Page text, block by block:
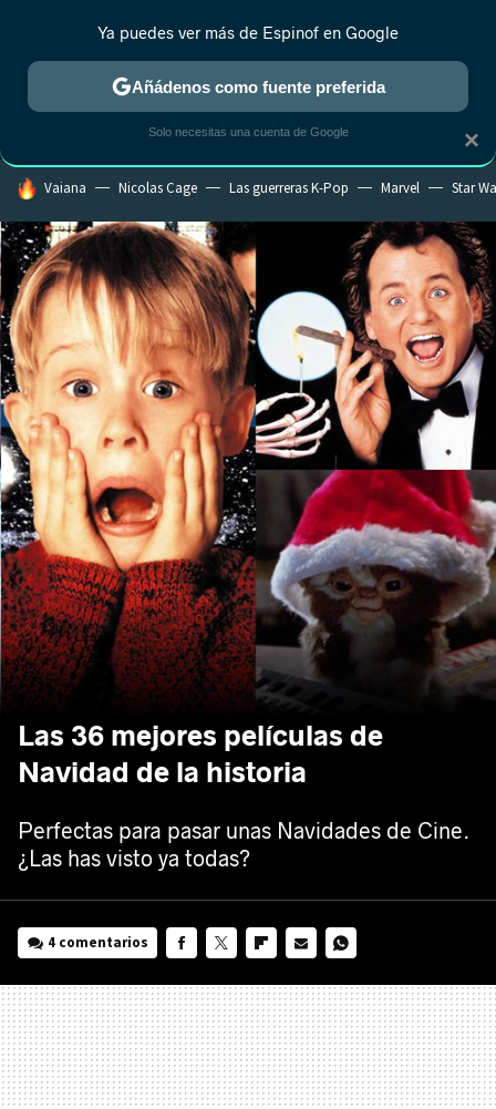
MENÚ NUEVO
ESTRENOS REALITY ANIME RANKINGS CINE
HOY SE HABLA DE
Vaiana Nicolas Cage Las guerreras K-Pop Marvel Star
Las 36 mejores películas de
Navidad de la historia
Perfectas para pasar unas Navidades de Cine.
¿Las has visto ya todas?
4 comentarios
MAIL
×
Ya puedes ver más de Espinof en Google
Añádenos como fuente preferida
Solo necesitas una cuenta de Google